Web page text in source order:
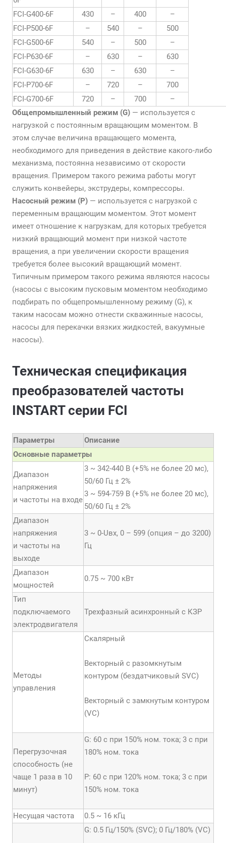
FCI-G400-6F
430 – 400
–
FCI-P500-6F
– 540 –
500
FCI-G500-6F
540 – 500
–
FCI-P630-6F
– 630 –
630
FCI-G630-6F
630 – 630
–
FCI-P700-6F
– 720 –
700
FCI-G700-6F
720 – 700
–
Общепромышленный режим (G) — используется с
нагрузкой с постоянным вращающим моментом. В
этом случае величина вращающего момента,
необходимого для приведения в действие какого-либо
механизма, постоянна независимо от скорости
вращения. Примером такого режима работы могут
служить конвейеры, экструдеры, компрессоры.
Насосный режим (P) — используется с нагрузкой с
переменным вращающим моментом. Этот момент
имеет отношение к нагрузкам, для которых требуется
низкий вращающий момент при низкой частоте
вращения, а при увеличении скорости вращения
требуется более высокий вращающий момент.
Типичным примером такого режима являются насосы
(насосы с высоким пусковым моментом необходимо
подбирать по общепромышленному режиму (G), к
таким насосам можно отнести скважинные насосы,
насосы для перекачки вязких жидкостей, вакуумные
насосы).
Техническая спецификация
преобразователей частоты
INSTART серии FCI
Параметры
Описание
Основные параметры
Диапазон
напряжения
и частоты на входе
3 ~ 342-440 В (+5% не более 20 мс),
50/60 Гц ± 2%
3 ~ 594-759 В (+5% не более 20 мс),
50/60 Гц ± 2%
Диапазон
напряжения
и частоты на
выходе
3 ~ 0-Uвх, 0 – 599 (опция – до 3200)
Гц
Диапазон
мощностей
0.75 ~ 700 кВт
Тип
подключаемого
электродвигателя
Трехфазный асинхронный с КЗР
Методы
управления
Скалярный
Векторный с разомкнутым
контуром (бездатчиковый SVC)
Векторный с замкнутым контуром
(VC)
Перегрузочная
способность (не
чаще 1 раза в 10
минут)
G: 60 с при 150% ном. тока; 3 с при
180% ном. тока
P: 60 с при 120% ном. тока; 3 с при
150% ном. тока
Несущая частота 0.5 ~ 16 кГц
G: 0.5 Гц/150% (SVC); 0 Гц/180% (VC)